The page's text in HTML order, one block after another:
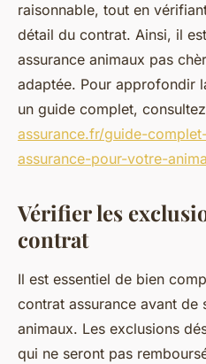
raisonnable, tout en
détail du contrat. Ainsi, il
assurance animaux pas
adaptée. Pour approfondir
un guide complet, consultez
assurance.fr/guide-
assurance-pour-votre-
Vérifier les
contrat
Il est essentiel de bien
contrat assurance avant de
animaux. Les exclusions
qui ne seront pas